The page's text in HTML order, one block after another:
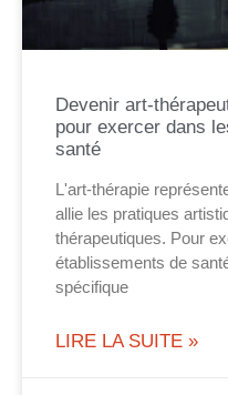
Devenir art-
pour exercer dans
santé
L'art-thérapie
allie les pratiques
thérapeutiques. Pour
établissements de
spécifique
LIRE LA SUITE »